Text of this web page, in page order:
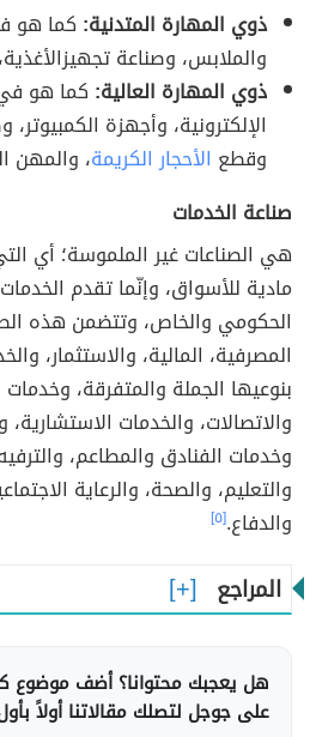
ذوي المهارة المتدنية: كما هو
والملابس، وصناعة
ذوي المهارة العالية: كما هو
الإلكترونية، وأجهزة الكمبيوتر،
وقطع الأحجار الكريمة، والمهن
صناعة الخدمات
هي الصناعات غير الملموسة؛ أي
مادية للأسواق، وإنّما تقدم
الحكومي والخاص، وتتضمن هذه
المصرفية، المالية، والاستثمار،
بنوعيها الجملة والمتفرقة، وخدمات
والاتصالات، والخدمات
وخدمات الفنادق والمطاعم،
والتعليم، والصحة، والرعاية
والدفاع.[٥]
المراجع
هل يعجبك محتوانا؟ أضف
على جوجل لتصلك مقالاتنا أولاً